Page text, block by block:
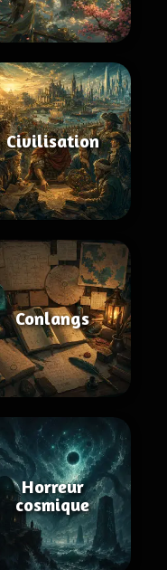
Civilisation
Conlangs
Horreur
cosmique